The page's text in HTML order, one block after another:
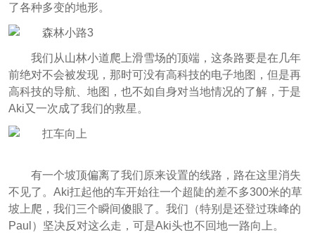
了各种多变的地形。
我们从山林小道爬上滑雪场的顶端，这条路要是在几年
前绝对不会被发现，那时可没有高科技的电子地图，但是再
高科技的导航、地图，也不如自身对当地情况的了解，于是
Aki又一次成了我们的救星。
有一个坡顶偏离了我们原来设置的线路，路在这里消失
不见了。Aki扛起他的车开始往一个超陡的差不多300米的草
坡上爬，我们三个瞬间傻眼了。我们（特别是还登过珠峰的
Paul）坚决反对这么走，可是Aki头也不回地一路向上。